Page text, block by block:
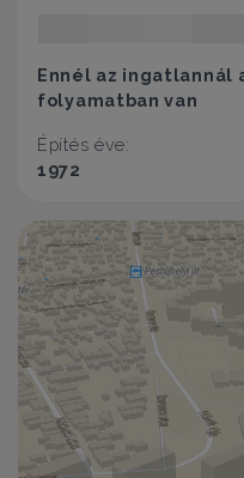
Ennél az ingatlannál
folyamatban van
Építés éve:
1972